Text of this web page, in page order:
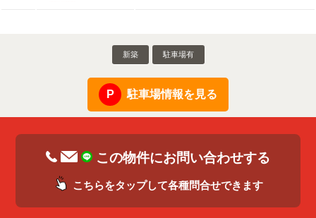
新築 駐車場有
駐車場情報を見る
この物件にお問い合わせする
こちらをタップして各種問合せできます